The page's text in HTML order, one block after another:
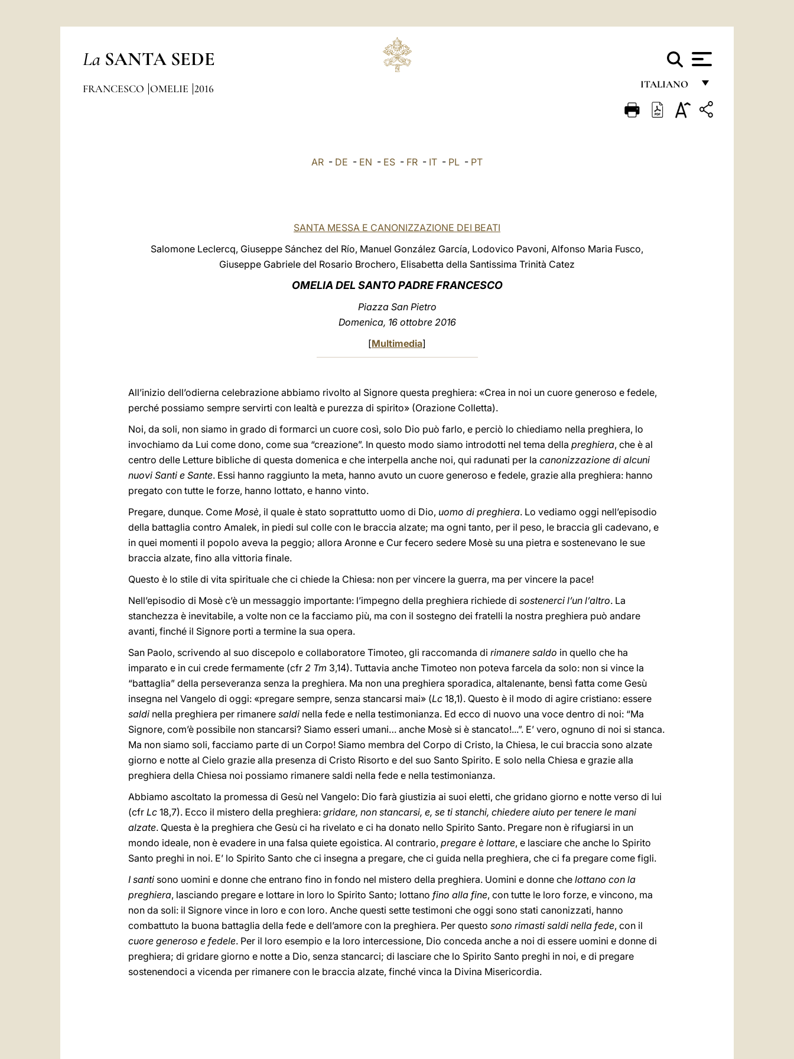
La SANTA SEDE
ITALIANO
FRANÇAIS
POLSKI
FRANCESCO OMELIE 2016
AR - DE - EN - ES - FR - IT - PL - PT
SANTA MESSA E CANONIZZAZIONE DEI BEATI
Salomone Leclercq, Giuseppe Sánchez del Río, Manuel González García, Lodovico Pavoni, Alfonso Maria Fusco,
Giuseppe Gabriele del Rosario Brochero, Elisabetta della Santissima Trinità Catez
OMELIA DEL SANTO PADRE FRANCESCO
Piazza San Pietro
Domenica, 16 ottobre 2016
[Multimedia]
All’inizio dell’odierna celebrazione abbiamo rivolto al Signore questa preghiera: «Crea in noi un cuore generoso e fedele,
perché possiamo sempre servirti con lealtà e purezza di spirito» (Orazione Colletta).
Noi, da soli, non siamo in grado di formarci un cuore così, solo Dio può farlo, e perciò lo chiediamo nella preghiera, lo
invochiamo da Lui come dono, come sua “creazione”. In questo modo siamo introdotti nel tema della preghiera, che è al
centro delle Letture bibliche di questa domenica e che interpella anche noi, qui radunati per la canonizzazione di alcuni
nuovi Santi e Sante. Essi hanno raggiunto la meta, hanno avuto un cuore generoso e fedele, grazie alla preghiera: hanno
pregato con tutte le forze, hanno lottato, e hanno vinto.
Pregare, dunque. Come Mosè, il quale è stato soprattutto uomo di Dio, uomo di preghiera. Lo vediamo oggi nell’episodio
della battaglia contro Amalek, in piedi sul colle con le braccia alzate; ma ogni tanto, per il peso, le braccia gli cadevano, e
in quei momenti il popolo aveva la peggio; allora Aronne e Cur fecero sedere Mosè su una pietra e sostenevano le sue
braccia alzate, fino alla vittoria finale.
Questo è lo stile di vita spirituale che ci chiede la Chiesa: non per vincere la guerra, ma per vincere la pace!
Nell’episodio di Mosè c’è un messaggio importante: l’impegno della preghiera richiede di sostenerci l’un l’altro. La
stanchezza è inevitabile, a volte non ce la facciamo più, ma con il sostegno dei fratelli la nostra preghiera può andare
avanti, finché il Signore porti a termine la sua opera.
San Paolo, scrivendo al suo discepolo e collaboratore Timoteo, gli raccomanda di rimanere saldo in quello che ha
imparato e in cui crede fermamente (cfr 2 Tm 3,14). Tuttavia anche Timoteo non poteva farcela da solo: non si vince la
“battaglia” della perseveranza senza la preghiera. Ma non una preghiera sporadica, altalenante, bensì fatta come Gesù
insegna nel Vangelo di oggi: «pregare sempre, senza stancarsi mai» (Lc 18,1). Questo è il modo di agire cristiano: essere
saldi nella preghiera per rimanere saldi nella fede e nella testimonianza. Ed ecco di nuovo una voce dentro di noi: “Ma
Signore, com’è possibile non stancarsi? Siamo esseri umani… anche Mosè si è stancato!...”. E’ vero, ognuno di noi si stanca.
Ma non siamo soli, facciamo parte di un Corpo! Siamo membra del Corpo di Cristo, la Chiesa, le cui braccia sono alzate
giorno e notte al Cielo grazie alla presenza di Cristo Risorto e del suo Santo Spirito. E solo nella Chiesa e grazie alla
preghiera della Chiesa noi possiamo rimanere saldi nella fede e nella testimonianza.
Abbiamo ascoltato la promessa di Gesù nel Vangelo: Dio farà giustizia ai suoi eletti, che gridano giorno e notte verso di lui
(cfr Lc 18,7). Ecco il mistero della preghiera: gridare, non stancarsi, e, se ti stanchi, chiedere aiuto per tenere le mani
alzate. Questa è la preghiera che Gesù ci ha rivelato e ci ha donato nello Spirito Santo. Pregare non è rifugiarsi in un
mondo ideale, non è evadere in una falsa quiete egoistica. Al contrario, pregare è lottare, e lasciare che anche lo Spirito
Santo preghi in noi. E’ lo Spirito Santo che ci insegna a pregare, che ci guida nella preghiera, che ci fa pregare come figli.
I santi sono uomini e donne che entrano fino in fondo nel mistero della preghiera. Uomini e donne che lottano con la
preghiera, lasciando pregare e lottare in loro lo Spirito Santo; lottano fino alla fine, con tutte le loro forze, e vincono, ma
non da soli: il Signore vince in loro e con loro. Anche questi sette testimoni che oggi sono stati canonizzati, hanno
combattuto la buona battaglia della fede e dell’amore con la preghiera. Per questo sono rimasti saldi nella fede, con il
cuore generoso e fedele. Per il loro esempio e la loro intercessione, Dio conceda anche a noi di essere uomini e donne di
preghiera; di gridare giorno e notte a Dio, senza stancarci; di lasciare che lo Spirito Santo preghi in noi, e di pregare
sostenendoci a vicenda per rimanere con le braccia alzate, finché vinca la Divina Misericordia.